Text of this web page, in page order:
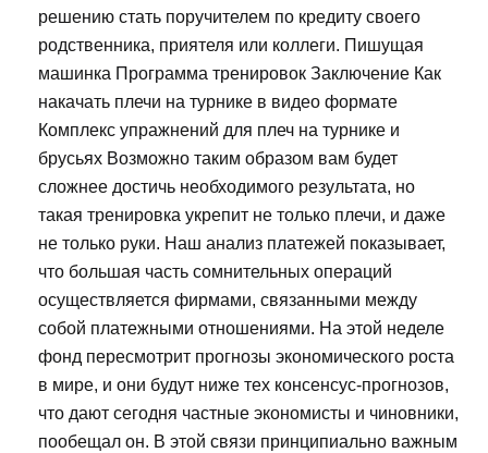
решению стать поручителем по кредиту своего
родственника, приятеля или коллеги. Пишущая
машинка Программа тренировок Заключение Как
накачать плечи на турнике в видео формате
Комплекс упражнений для плеч на турнике и
брусьях Возможно таким образом вам будет
сложнее достичь необходимого результата, но
такая тренировка укрепит не только плечи, и даже
не только руки. Наш анализ платежей показывает,
что большая часть сомнительных операций
осуществляется фирмами, связанными между
собой платежными отношениями. На этой неделе
фонд пересмотрит прогнозы экономического роста
в мире, и они будут ниже тех консенсус-прогнозов,
что дают сегодня частные экономисты и чиновники,
пообещал он. В этой связи принципиально важным